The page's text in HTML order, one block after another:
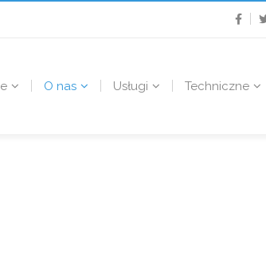
O nas Usługi Techniczne